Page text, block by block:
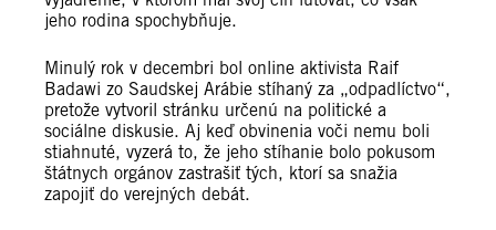
jeho rodina spochybňuje.
Minulý rok v decembri bol online aktivista Raif
Badawi zo Saudskej Arábie stíhaný za „odpadlíctvo“,
pretože vytvoril stránku určenú na politické a
sociálne diskusie. Aj keď obvinenia voči nemu boli
stiahnuté, vyzerá to, že jeho stíhanie bolo pokusom
štátnych orgánov zastrašiť tých, ktorí sa snažia
zapojiť do verejných debát.